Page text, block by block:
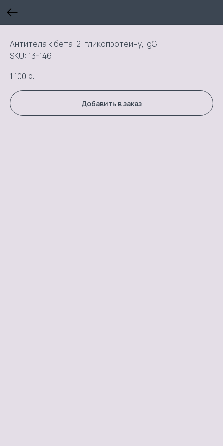
Антитела к бета-2-гликопротеину, IgG
SKU: 13-146
1 100 р.
Добавить в заказ